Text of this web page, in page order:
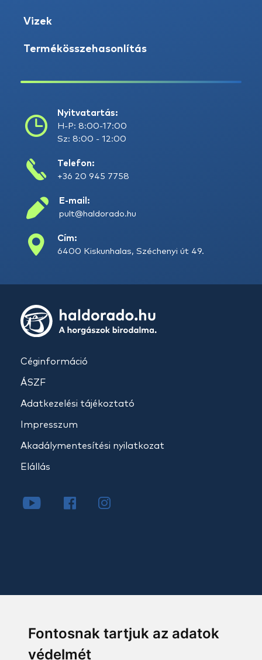
Fontosnak tartjuk az adatok
védelmét
Vizek
Termékösszehasonlítás
Nyitvatartás:
H-P: 8:00-17:00
Sz: 8:00 - 12:00
Telefon:
+36 20 945 7758
E-mail:
pult@haldorado.hu
Cím:
6400 Kiskunhalas, Széchenyi út 49.
Céginformáció
ÁSZF
Adatkezelési tájékoztató
Impresszum
Akadálymentesítési nyilatkozat
Elállás